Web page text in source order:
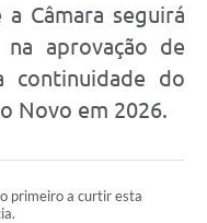
Câmara seguirá
aprovação de
continuidade do
Novo em 2026.
primeiro a curtir esta